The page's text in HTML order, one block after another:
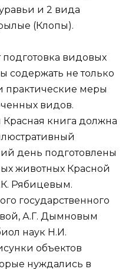
и 2 вида
(Клопы).
видовых
содержать не только
практические меры
видов.
Красная книга должна
день подготовлены
животных Красной
Рябицевым.
государственного
А.Г. Дымновым
наук Н.И.
объектов
нуждались в